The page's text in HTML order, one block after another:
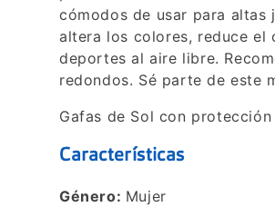
cómodos de usar para altas
altera los colores, reduce el
deportes al aire libre.
redondos. Sé parte de este
Gafas de Sol con protección
Características
Género: Mujer